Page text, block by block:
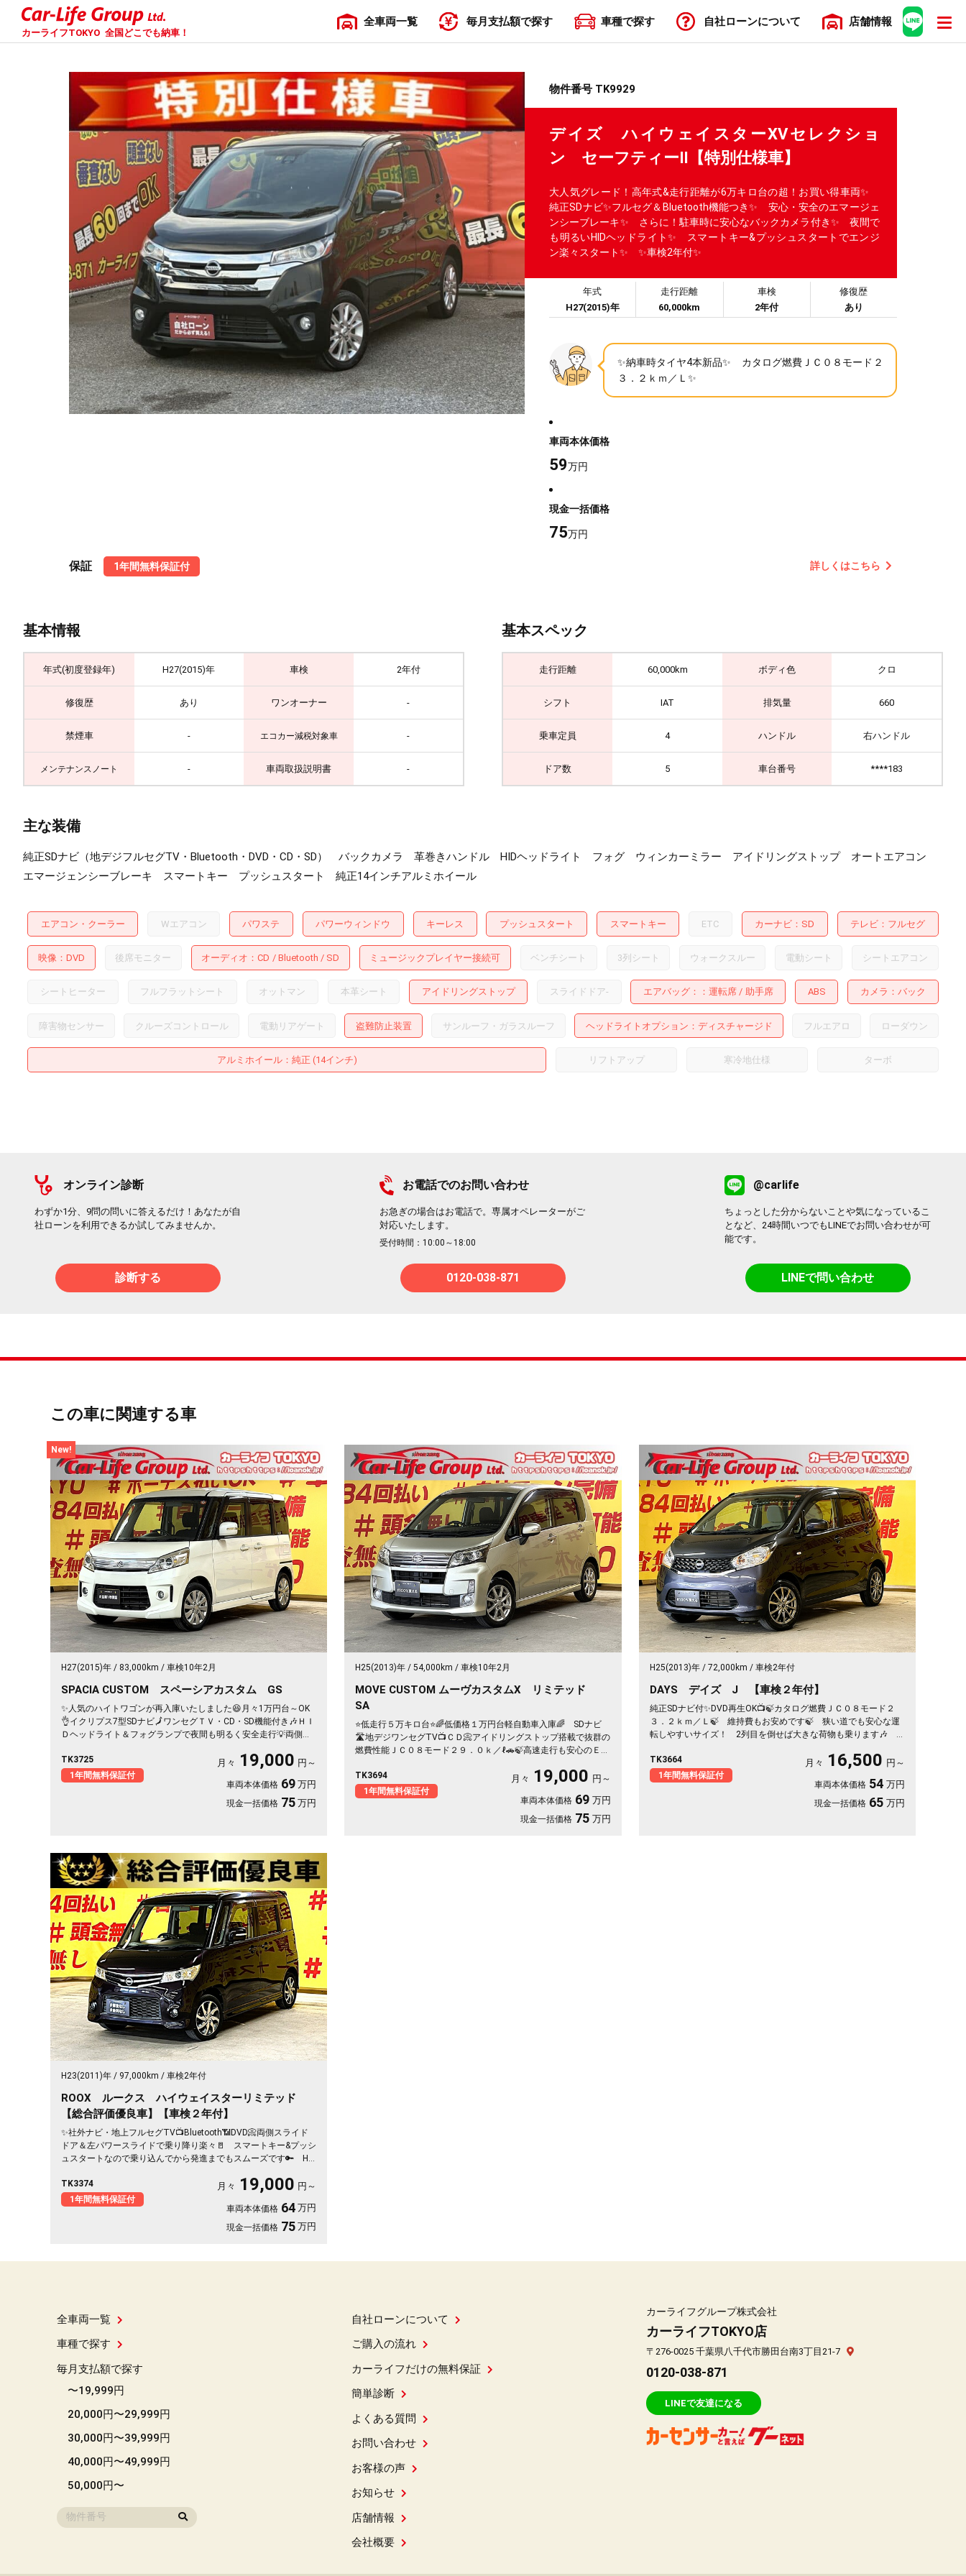
カーライフTOKYO 全国どこでも納車！
全車両一覧 毎月支払額で探す 車種で探す 自社ローンについて 店舗情報
物件番号 TK9929
デイズ ハイウェイスターXVセレクショ
ン セーフティーⅡ【特別仕様車】
大人気グレード！高年式&走行距離が6万キロ台の超！お買い得車両✨
純正SDナビ✨フルセグ＆Bluetooth機能つき✨ 安心・安全のエマージェ
ンシーブレーキ✨ さらに！駐車時に安心なバックカメラ付き✨ 夜間で
も明るいHIDヘッドライト✨ スマートキー&プッシュスタートでエンジ
ン楽々スタート✨ ✨車検2年付✨
年式
H27(2015)年
走行距離
60,000km
車検
2年付
修復歴
あり
✨納車時タイヤ4本新品✨ カタログ燃費ＪＣ０８モード２
３．２ｋｍ／Ｌ✨
車両本体価格
59万円
現金一括価格
75万円
保証 1年間無料保証付 詳しくはこちら
基本情報
年式(初度登録年) H27(2015)年 車検 2年付
修復歴 あり ワンオーナー -
禁煙車 - エコカー減税対象車 -
メンテナンスノート - 車両取扱説明書 -
基本スペック
走行距離 60,000km ボディ色 クロ
シフト IAT 排気量 660
乗車定員 4 ハンドル 右ハンドル
ドア数 5 車台番号 ****183
主な装備
純正SDナビ（地デジフルセグTV・Bluetooth・DVD・CD・SD） バックカメラ 革巻きハンドル HIDヘッドライト フォグ ウィンカーミラー アイドリングストップ オートエアコン
エマージェンシーブレーキ スマートキー プッシュスタート 純正14インチアルミホイール
エアコン・クーラー Wエアコン パワステ パワーウィンドウ キーレス プッシュスタート スマートキー ETC カーナビ SD テレビ フルセグ
映像 DVD 後席モニター オーディオ CD Bluetooth SD ミュージックプレイヤー接続可 ベンチシート 3列シート ウォークスルー 電動シート シートエアコン
シートヒーター フルフラットシート オットマン 本革シート アイドリングストップ スライドドア- エアバッグ： 運転席 助手席 ABS カメラ バック
障害物センサー クルーズコントロール 電動リアゲート 盗難防止装置 サンルーフ・ガラスルーフ ヘッドライトオプション ディスチャージド フルエアロ ローダウン
アルミホイール：純正 (14インチ) リフトアップ 寒冷地仕様 ターボ
オンライン診断
わずか1分、9問の問いに答えるだけ！あなたが自
社ローンを利用できるか試してみませんか。
診断する
お電話でのお問い合わせ
お急ぎの場合はお電話で。専属オペレーターがご
対応いたします。
受付時間：10:00～18:00
0120-038-871
@carlife
ちょっとした分からないことや気になっているこ
となど、24時間いつでもLINEでお問い合わせが可
能です。
LINEで問い合わせ
この車に関連する車
New!
H27(2015)年 83,000km 車検10年2月
SPACIA CUSTOM スペーシアカスタム GS
✨人気のハイトワゴンが再入庫いたしました😆月々1万円台～OK
👌イクリプス7型SDナビ🗾ワンセグＴＶ・CD・SD機能付き🎶ＨＩ
Ｄヘッドライト＆フォグランプで夜間も明るく安全走行💡両側ス
TK3725
1年間無料保証付
月々 19,000 円～
車両本体価格 69 万円
現金一括価格 75 万円
H25(2013)年 54,000km 車検10年2月
MOVE CUSTOM ムーヴカスタムX リミテッド
SA
⭐低走行５万キロ台⭐🌈低価格１万円台軽自動車入庫🌈 SDナビ
🛣️地デジワンセグTV📺ＣＤ📀アイドリングストップ搭載で抜群の
燃費性能ＪＣ０８モード２９．０ｋ／ℓ🚗🍃高速走行も安心のＥＴ
行時も安心のオートライト&ＬＥＤヘッドライト＆フォグ🔦納車時
タイヤ４本新品🛞
TK3694
1年間無料保証付
月々 19,000 円～
車両本体価格 69 万円
現金一括価格 75 万円
H25(2013)年 72,000km 車検2年付
DAYS デイズ J 【車検２年付】
純正SDナビ付✨DVD再生OK📺🍃カタログ燃費ＪＣ０８モード２
３．２ｋｍ／Ｌ🍃 維持費もお安めです🍃 狭い道でも安心な運
転しやすいサイズ！ 2列目を倒せば大きな荷物も乗ります🎶 ヘ
ー装備🔦 キーレスでドアの開け閉めラクラク 💖全国対応可能
の安心の1年保証付き✨《1年保証》
TK3664
1年間無料保証付
月々 16,500 円～
車両本体価格 54 万円
現金一括価格 65 万円
H23(2011)年 97,000km 車検2年付
ROOX ルークス ハイウェイスターリミテッド
【総合評価優良車】【車検２年付】
✨社外ナビ・地上フルセグTV📺Bluetooth📶DVD📀両側スライド
ドア＆左パワースライドで乗り降り楽々🚪 スマートキー&プッシ
ュスタートなので乗り込んでから発進までもスムーズです🔑 HID
TK3374
1年間無料保証付
月々 19,000 円～
車両本体価格 64 万円
現金一括価格 75 万円
全車両一覧
車種で探す
毎月支払額で探す
〜19,999円
20,000円〜29,999円
30,000円〜39,999円
40,000円〜49,999円
50,000円〜
自社ローンについて
ご購入の流れ
カーライフだけの無料保証
簡単診断
よくある質問
お問い合わせ
お客様の声
お知らせ
店舗情報
会社概要
カーライフグループ株式会社
カーライフTOKYO店
〒276-0025 千葉県八千代市勝田台南3丁目21-7
0120-038-871
LINEで友達になる